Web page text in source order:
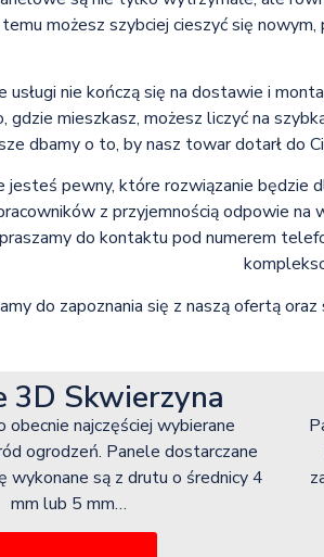
możesz szybciej cieszyć się
usługi nie kończą się na dostawie i
gdzie mieszkasz, możesz liczyć na
dbamy o to, by nasz towar dotarł do
jesteś pewny, które rozwiązanie będzie
z przyjemnością odpowie
do kontaktu pod numerem
do zapoznania się z naszą ofertą
3D Skwierzyna
najczęściej wybierane
ogrodzeń. Panele dostarczane
wykonane są z drutu o średnicy 4
mm lub 5 mm…